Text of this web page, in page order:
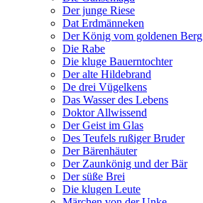
Der junge Riese
Dat Erdmänneken
Der König vom goldenen Berg
Die Rabe
Die kluge Bauerntochter
Der alte Hildebrand
De drei Vügelkens
Das Wasser des Lebens
Doktor Allwissend
Der Geist im Glas
Des Teufels rußiger Bruder
Der Bärenhäuter
Der Zaunkönig und der Bär
Der süße Brei
Die klugen Leute